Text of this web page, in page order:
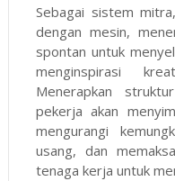
Sebagai sistem
dengan mesin,
spontan untuk
menginspirasi
Menerapkan
pekerja akan
mengurangi
usang, dan
tenaga kerja untuk